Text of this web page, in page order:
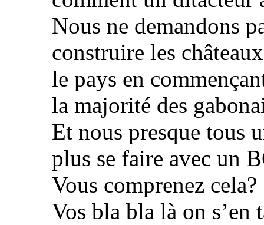
Nous ne demandons
construire les
le pays en
la majorité des
Et nous presque tous
plus se faire avec un
Vous comprenez cela?
Vos bla bla là on s’en